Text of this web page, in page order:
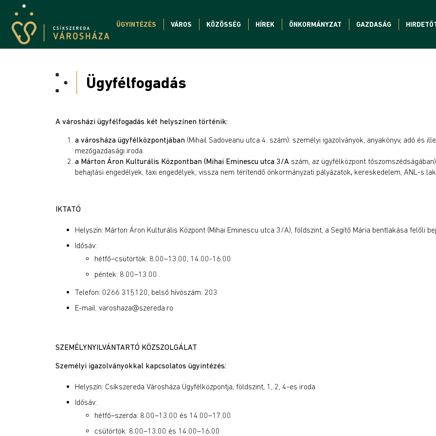
ÜGYINTÉZÉS VÁROS KÖZÖSSÉG HÍREK ÖNKORMÁNYZAT GAZDASÁG
Ügyfélfogadás
A városházi ügyfélfogadás két helyszínen történik:
a városháza ügyfélközpontjában (Mihail Sadoveanu utca 4. szám): személyi igazolványok, anyakönyv, adó és
mezőgazdasági iroda.
a Márton Áron Kulturális Központban (Mihai Eminescu utca 3/A szám, az ügyfélközpont
behajtási engedélyek, taxi engedélyek, vissza nem térítendő önkormányzati pályázatok, kereskedelem, ANL-s
IKTATÓ
Helyszín: Márton Áron Kulturális Központ (Mihai Eminescu utca 3/A), földszint, a Segítő Mária bentlakása felőli
Idősáv:
hétfő–csütörtök: 8.00–13.00, 14.00-16.00
péntek: 8.00–13.00
Telefon: 0266 315120, belső hívószám: 203
E-mail: varoshaza@szereda.ro
SZEMÉLYNYILVÁNTARTÓ KÖZSZOLGÁLAT
Személyi igazolványokkal kapcsolatos ügyintézés:
Helyszín: Csíkszereda Városháza Ügyfélközpontja, földszint, 1, 2, 4-es iroda
Idősáv:
hétfő–szerda: 8.00–13.00 és 14.00–17.00
csütörtök: 8.00–13.00 és 14.00–16.00